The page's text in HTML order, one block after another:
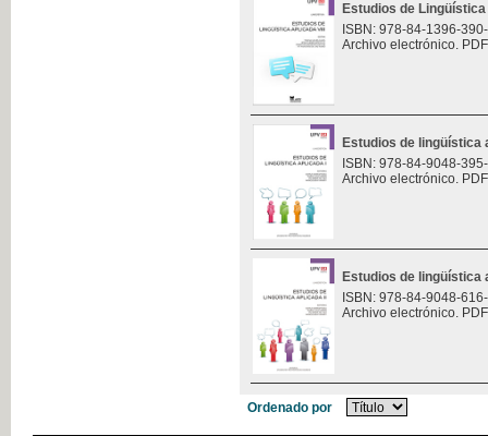
Estudios de
ISBN: 978-84-1396-
Archivo electrónico.
Estudios de lingüística
ISBN: 978-84-9048-
Archivo electrónico.
Estudios de lingüística
ISBN: 978-84-9048-
Archivo electrónico.
Ordenado por